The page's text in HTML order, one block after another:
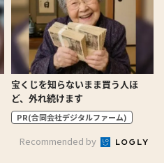
宝くじを知らないまま買う人ほ
ど、外れ続けます
PR(合同会社デジタルファーム)
Recommended by